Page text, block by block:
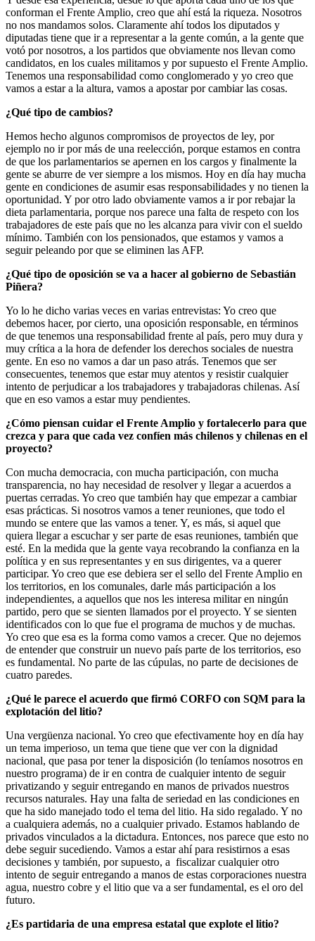
conforman el Frente Amplio, creo que ahí está la riqueza. Nosotros
no nos mandamos solos. Claramente ahí todos los diputados y
diputadas tiene que ir a representar a la gente común, a la gente que
votó por nosotros, a los partidos que obviamente nos llevan como
candidatos, en los cuales militamos y por supuesto el Frente Amplio.
Tenemos una responsabilidad como conglomerado y yo creo que
vamos a estar a la altura, vamos a apostar por cambiar las cosas.
¿Qué tipo de cambios?
Hemos hecho algunos compromisos de proyectos de ley, por
ejemplo no ir por más de una reelección, porque estamos en contra
de que los parlamentarios se apernen en los cargos y finalmente la
gente se aburre de ver siempre a los mismos. Hoy en día hay mucha
gente en condiciones de asumir esas responsabilidades y no tienen la
oportunidad. Y por otro lado obviamente vamos a ir por rebajar la
dieta parlamentaria, porque nos parece una falta de respeto con los
trabajadores de este país que no les alcanza para vivir con el sueldo
mínimo. También con los pensionados, que estamos y vamos a
seguir peleando por que se eliminen las AFP.
¿Qué tipo de oposición se va a hacer al gobierno de Sebastián
Piñera?
Yo lo he dicho varias veces en varias entrevistas: Yo creo que
debemos hacer, por cierto, una oposición responsable, en términos
de que tenemos una responsabilidad frente al país, pero muy dura y
muy crítica a la hora de defender los derechos sociales de nuestra
gente. En eso no vamos a dar un paso atrás. Tenemos que ser
consecuentes, tenemos que estar muy atentos y resistir cualquier
intento de perjudicar a los trabajadores y trabajadoras chilenas. Así
que en eso vamos a estar muy pendientes.
¿Cómo piensan cuidar el Frente Amplio y fortalecerlo para que
crezca y para que cada vez confíen más chilenos y chilenas en el
proyecto?
Con mucha democracia, con mucha participación, con mucha
transparencia, no hay necesidad de resolver y llegar a acuerdos a
puertas cerradas. Yo creo que también hay que empezar a cambiar
esas prácticas. Si nosotros vamos a tener reuniones, que todo el
mundo se entere que las vamos a tener. Y, es más, si aquel que
quiera llegar a escuchar y ser parte de esas reuniones, también que
esté. En la medida que la gente vaya recobrando la confianza en la
política y en sus representantes y en sus dirigentes, va a querer
participar. Yo creo que ese debiera ser el sello del Frente Amplio en
los territorios, en los comunales, darle más participación a los
independientes, a aquellos que nos les interesa militar en ningún
partido, pero que se sienten llamados por el proyecto. Y se sienten
identificados con lo que fue el programa de muchos y de muchas.
Yo creo que esa es la forma como vamos a crecer. Que no dejemos
de entender que construir un nuevo país parte de los territorios, eso
es fundamental. No parte de las cúpulas, no parte de decisiones de
cuatro paredes.
¿Qué le parece el acuerdo que firmó CORFO con SQM para la
explotación del litio?
Una vergüenza nacional. Yo creo que efectivamente hoy en día hay
un tema imperioso, un tema que tiene que ver con la dignidad
nacional, que pasa por tener la disposición (lo teníamos nosotros en
nuestro programa) de ir en contra de cualquier intento de seguir
privatizando y seguir entregando en manos de privados nuestros
recursos naturales. Hay una falta de seriedad en las condiciones en
que ha sido manejado todo el tema del litio. Ha sido regalado. Y no
a cualquiera además, no a cualquier privado. Estamos hablando de
privados vinculados a la dictadura. Entonces, nos parece que esto no
debe seguir sucediendo. Vamos a estar ahí para resistirnos a esas
decisiones y también, por supuesto, a fiscalizar cualquier otro
intento de seguir entregando a manos de estas corporaciones nuestra
agua, nuestro cobre y el litio que va a ser fundamental, es el oro del
futuro.
¿Es partidaria de una empresa estatal que explote el litio?